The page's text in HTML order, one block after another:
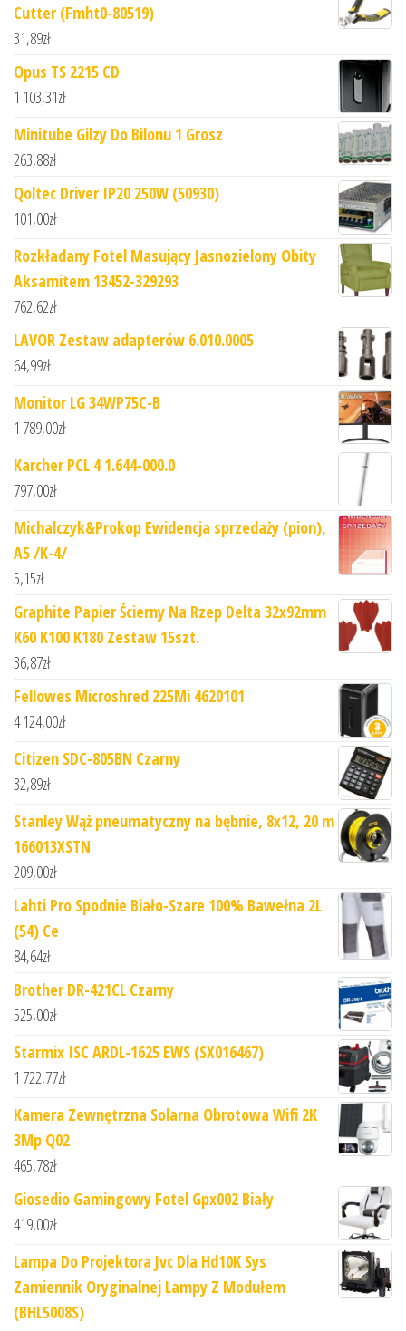
Cutter (Fmht0-80519)
31,89zł
Opus TS 2215 CD
1 103,31zł
Minitube Gilzy Do Bilonu 1 Grosz
263,88zł
Qoltec Driver IP20 250W (50930)
101,00zł
Rozkładany Fotel Masujący Jasnozielony Obity
Aksamitem 13452-329293
762,62zł
LAVOR Zestaw adapterów 6.010.0005
64,99zł
Monitor LG 34WP75C-B
1 789,00zł
Karcher PCL 4 1.644-000.0
797,00zł
Michalczyk&Prokop Ewidencja sprzedaży (pion),
A5 /K-4/
5,15zł
Graphite Papier Ścierny Na Rzep Delta 32x92mm
K60 K100 K180 Zestaw 15szt.
36,87zł
Fellowes Microshred 225Mi 4620101
4 124,00zł
Citizen SDC-805BN Czarny
32,89zł
Stanley Wąż pneumatyczny na bębnie, 8x12, 20 m
166013XSTN
209,00zł
Lahti Pro Spodnie Biało-Szare 100% Bawełna 2L
(54) Ce
84,64zł
Brother DR-421CL Czarny
525,00zł
Starmix ISC ARDL-1625 EWS (SX016467)
1 722,77zł
Kamera Zewnętrzna Solarna Obrotowa Wifi 2K
3Mp Q02
465,78zł
Giosedio Gamingowy Fotel Gpx002 Biały
419,00zł
Lampa Do Projektora Jvc Dla Hd10K Sys
Zamiennik Oryginalnej Lampy Z Modułem
(BHL5008S)